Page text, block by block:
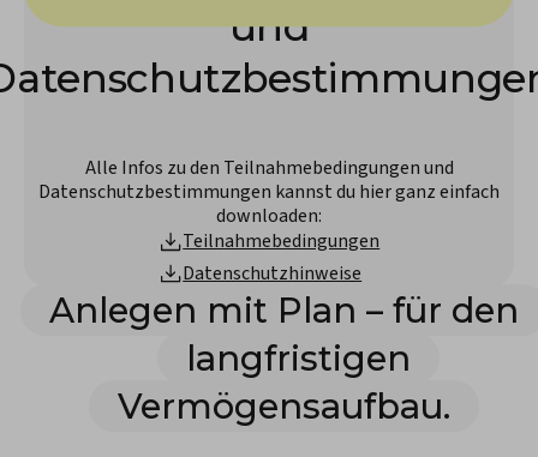
und
Alle Infos zu den Teilnahmebedingungen und
Datenschutzbestimmungen kannst du hier ganz einfach
downloaden:
Teilnahmebedingungen
Datenschutzhinweise
Anlegen mit Plan – für den
langfristigen
Vermögensaufbau.